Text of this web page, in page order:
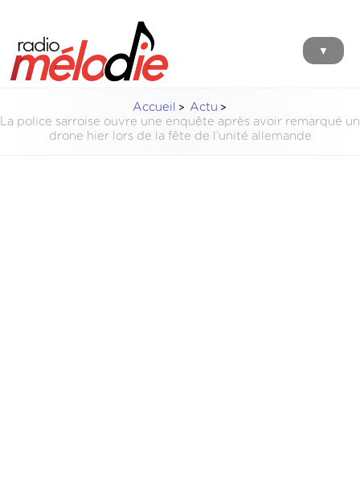
▼
Accueil
Actu
La police sarroise ouvre une enquête après avoir remarqué un
drone hier lors de la fête de l’unité allemande